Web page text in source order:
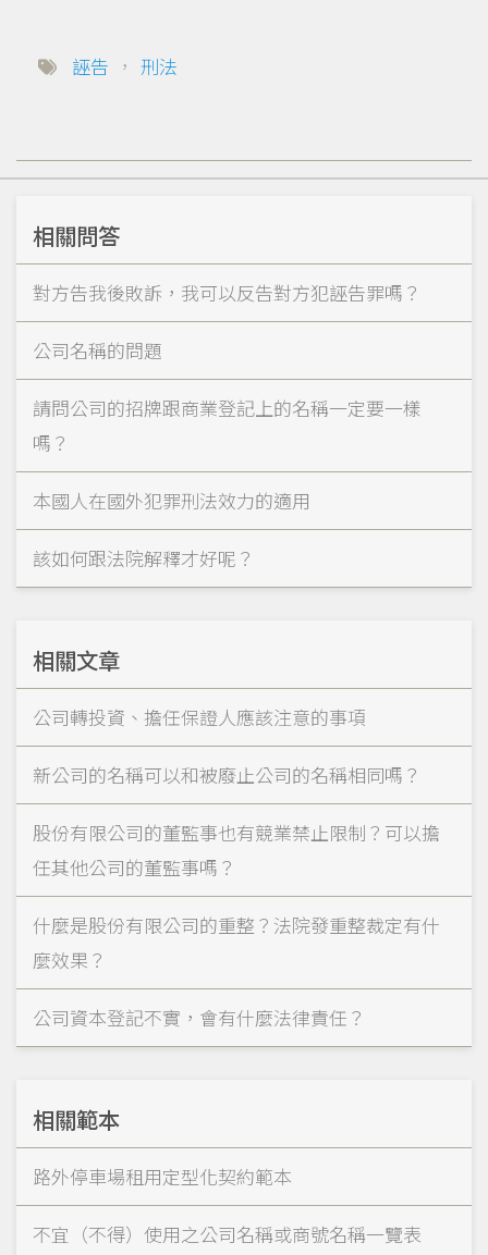
誣告 ， 刑法
相關問答
對方告我後敗訴，我可以反告對方犯誣告罪嗎？
公司名稱的問題
請問公司的招牌跟商業登記上的名稱一定要一樣
嗎？
本國人在國外犯罪刑法效力的適用
該如何跟法院解釋才好呢？
相關文章
公司轉投資、擔任保證人應該注意的事項
新公司的名稱可以和被廢止公司的名稱相同嗎？
股份有限公司的董監事也有競業禁止限制？可以擔
任其他公司的董監事嗎？
什麼是股份有限公司的重整？法院發重整裁定有什
麼效果？
公司資本登記不實，會有什麼法律責任？
相關範本
路外停車場租用定型化契約範本
不宜（不得）使用之公司名稱或商號名稱一覽表